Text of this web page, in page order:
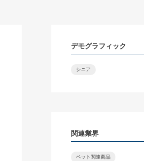
デモグラフィック
シニア
関連業界
ペット関連商品